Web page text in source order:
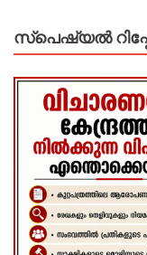
സ്പെഷ്യൽ